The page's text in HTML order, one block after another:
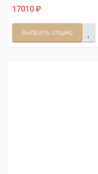
17010 ₽
Выбрать опцию